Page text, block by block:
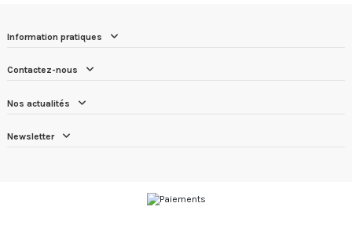
Information pratiques
Contactez-nous
Nos actualités
Newsletter